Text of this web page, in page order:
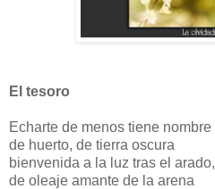
El tesoro
Echarte de menos tiene nombre
de huerto, de tierra oscura
bienvenida a la luz tras el arado,
de oleaje amante de la arena